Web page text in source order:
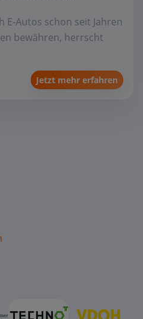
E-Autos schon seit Jahren
bewähren, herrscht
Jetzt mehr erfahren